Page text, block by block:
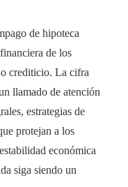
de hipoteca
de los
crediticio. La cifra
llamado de atención
estrategias de
protejan a los
económica
siga siendo un